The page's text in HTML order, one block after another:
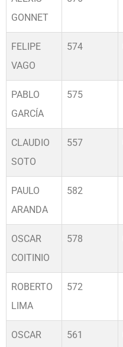
GONNET
FELIPE
VAGO
574
PABLO
GARCÍA
575
CLAUDIO
SOTO
557
PAULO
ARANDA
582
OSCAR
COITINIO
578
ROBERTO
LIMA
572
OSCAR
561